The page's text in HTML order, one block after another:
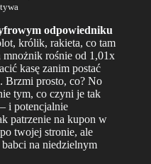
odpowiedniku
królik, rakieta, co tam
mnożnik rośnie od 1,01x
kasę zanim postać
Brzmi prosto, co? No
tym, co czyni je tak
i potencjalnie
patrzenie na kupon w
twojej stronie, ale
na niedzielnym